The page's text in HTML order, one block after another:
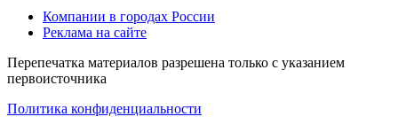
Компании в городах России
Реклама на сайте
Перепечатка материалов разрешена только с указанием
первоисточника
Политика конфиденциальности